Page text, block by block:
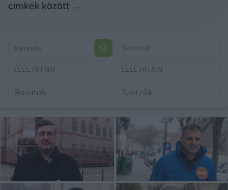
címkék között →
Sorrend
ÉÉÉÉ.HH.NN ÉÉÉÉ.HH.NN